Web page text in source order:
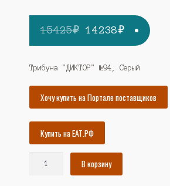
15425₽ Первоначальная
цена
составляла
15425₽.
14238₽Текущая
цена:
14238₽.
Трибуна "ДИКТОР" №94, Серый
Хочу купить на Портале поставщиков
Купить на ЕАТ.РФ
В корзину